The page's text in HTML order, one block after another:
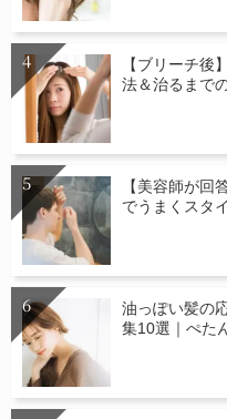
【ブリーチ
法＆治るまで
【美容師が回
でうまくスタ
油っぽい髪の
集10選｜ぺた